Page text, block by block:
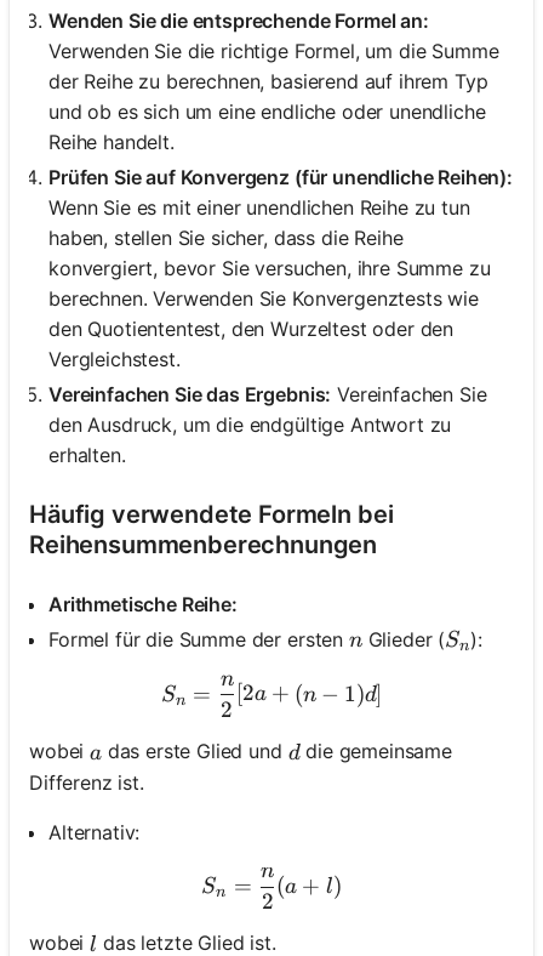
Wenden Sie die entsprechende Formel an:
Verwenden Sie die richtige Formel, um die Summe
der Reihe zu berechnen, basierend auf ihrem Typ
und ob es sich um eine endliche oder unendliche
Reihe handelt.
Prüfen Sie auf Konvergenz (für unendliche Reihen):
Wenn Sie es mit einer unendlichen Reihe zu tun
haben, stellen Sie sicher, dass die Reihe
konvergiert, bevor Sie versuchen, ihre Summe zu
berechnen. Verwenden Sie Konvergenztests wie
den Quotiententest, den Wurzeltest oder den
Vergleichstest.
Vereinfachen Sie das Ergebnis: Vereinfachen Sie
den Ausdruck, um die endgültige Antwort zu
erhalten.
Häufig verwendete Formeln bei
Reihensummenberechnungen
Arithmetische Reihe:
Formel für die Summe der ersten n
nGlieder (S_n
Sn):
S_n = \frac{n}{2} [2a +
Sn =
2
n
2a + (n − 1)d]
wobeia
adas erste Glied und d
ddie gemeinsame
Differenz ist.
Alternativ:
S_n = \frac{n}{2} (a + l)
Sn =
2
n
(a + l)
wobeil
l das letzte Glied ist.